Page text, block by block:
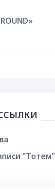
"Тотем"